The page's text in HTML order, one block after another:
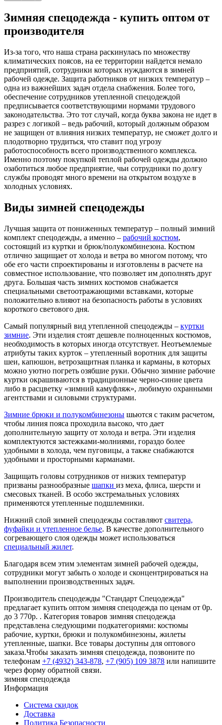
Зимняя спецодежда - купить оптом от
производителя
Из-за того, что наша страна раскинулась по множеству
климатических поясов, на ее территории найдется немало
предприятий, сотрудники которых нуждаются в зимней
рабочей одежде. Защита работников от низких температур –
одна из важнейших задач отдела снабжения. Более того,
обеспечение сотрудников утепленной спецодеждой
предписывается соответствующими нормами трудового
законодательства. Это тот случай, когда буква закона не идет в
разрез с логикой – ведь рабочий, который должным образом
не защищен от влияния низких температур, не сможет долго и
плодотворно трудиться, что ставит под угрозу
работоспособность всего производственного комплекса.
Именно поэтому покупкой теплой рабочей одежды должно
озаботиться любое предприятие, чьи сотрудники по долгу
службы проводят много времени на открытом воздухе в
холодных условиях.
Виды зимней спецодежды
Лучшая защита от пониженных температур – полный зимний
комплект спецодежды, а именно – рабочий костюм,
состоящий из куртки и брюк/полукомбинезона. Костюм
отлично защищает от холода и ветра во многом потому, что
обе его части спроектированы и изготовлены в расчете на
совместное использование, что позволяет им дополнять друг
друга. Большая часть зимних костюмов снабжается
специальными светоотражающими вставками, которые
положительно влияют на безопасность работы в условиях
короткого светового дня.
Самый популярный вид утепленной спецодежды – куртки
зимние. Эти изделия стоят дешевле полноценных костюмов,
необходимость в которых иногда отсутствует. Неотъемлемые
атрибуты таких курток – утепленный воротник для защиты
шеи, капюшон, ветрозащитная планка и карманы, в которых
можно уютно погреть озябшие руки. Обычно зимние рабочие
куртки окрашиваются в традиционные черно-синие цвета
либо в расцветку «зимний камуфляж», любимую охранными
агентствами и силовыми структурами.
Зимние брюки и полукомбинезоны шьются с таким расчетом,
чтобы линия пояса проходила высоко, что дает
дополнительную защиту от холода и ветра. Эти изделия
комплектуются застежками-молниями, гораздо более
удобными в холода, чем пуговицы, а также снабжаются
удобными и просторными карманами.
Защищать головы сотрудников от низких температур
призваны разнообразные шапки из меха, флиса, шерсти и
смесовых тканей. В особо экстремальных условиях
применяются утепленные подшлемники.
Нижний слой зимней спецодежды составляют свитера,
фуфайки и утепленное белье. В качестве дополнительного
согревающего слоя одежды может использоваться
специальный жилет.
Благодаря всем этим элементам зимней рабочей одежды,
сотрудники могут забыть о холоде и сконцентрироваться на
выполнении производственных задач.
Производитель спецодежды "Стандарт Спецодежда"
предлагает купить оптом зимняя спецодежда по ценам от 0р.
до 3 770р. . Категория товаров зимняя спецодежда
представлена следующими подкатегориями: костюмы
рабочие, куртки, брюки и полукомбинезоны, жилеты
утепленные, шапки. Все товары доступны для оптового
заказа.Чтобы заказать зимняя спецодежда, позвоните по
телефонам +7 (4932) 343-878, +7 (905) 109 3878 или напишите
через форму обратной связи.
зимняя спецодежда
Информация
Система скидок
Доставка
Политика Безопасности